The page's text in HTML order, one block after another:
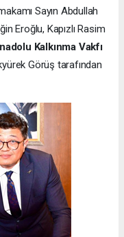
Sayın Abdullah
Eroğlu, Kapızlı Rasim
Kalkınma Vakfı
Görüş tarafından